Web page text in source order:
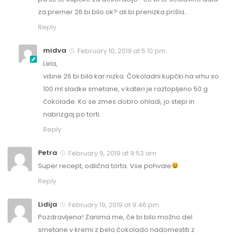
za premer 26 bi bilo ok? ali bi prenizka prišla..
Reply
midva
February 10, 2019 at 5:10 pm
Lela,
višine 26 bi bila kar nizka. Čokoladni kupčki na vrhu so
100 ml sladke smetane, v kateri je raztopljeno 50 g
čokolade. Ko se zmes dobro ohladi, jo stepi in
nabrizgaj po torti.
Reply
Petra
February 9, 2019 at 9:53 am
Super recept, odlična torta. Vse pohvale
Reply
Lidija
February 19, 2019 at 9:46 pm
Pozdravljena! Zanima me, če bi bilo možno del
smetane v kremi z belo čokolado nadomestiti z